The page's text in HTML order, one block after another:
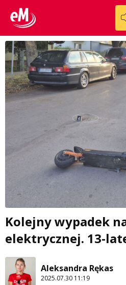
Kolejny wypadek
elektrycznej. 13-
Aleksandra Rękas
2025.07.30 11:19